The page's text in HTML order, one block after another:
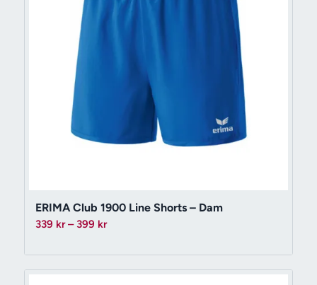
ERIMA Club 1900 Line Shorts – Dam
339 kr – 399 krPrisintervall:
till
399 kr